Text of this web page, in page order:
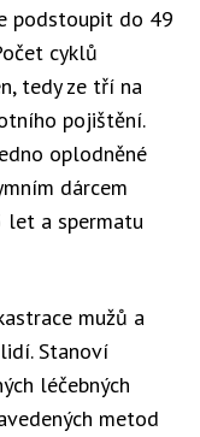
podstoupit do 49
cyklů
tedy ze tří na
pojištění.
oplodněné
dárcem
let a spermatu
mužů a
Stanoví
léčebných
metod